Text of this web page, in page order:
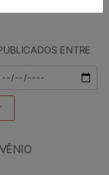
ENTRE